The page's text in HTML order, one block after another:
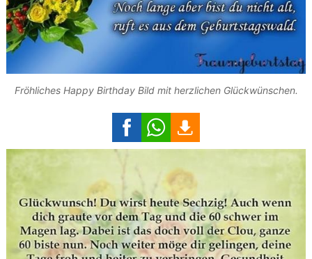
Fröhliches Happy Birthday Bild mit herzlichen Glückwünschen.